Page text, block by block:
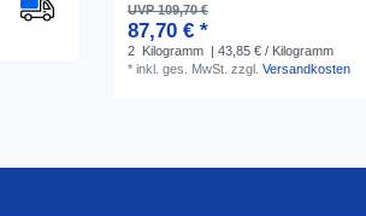
UVP 109,70 €
87,70 € *
2 Kilogramm | 43,85 € / Kilogramm
*inkl. ges. MwSt. zzgl.Versandkosten